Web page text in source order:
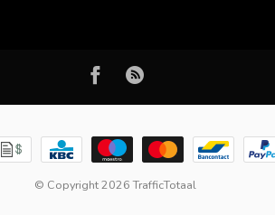
© Copyright 2026 TrafficTotaal